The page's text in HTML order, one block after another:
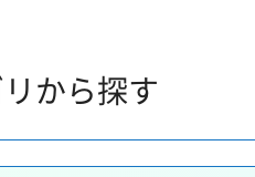
から探す